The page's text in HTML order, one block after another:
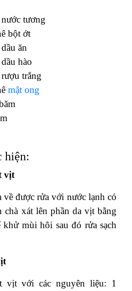
tương
bột ớt
ăn
hào
trắng
mật ong
hiện:
vịt
được rửa với nước lạnh có
chà xát lên phần da vịt bằng
mùi hôi sau đó rửa sạch
vịt với các nguyên liệu: 1